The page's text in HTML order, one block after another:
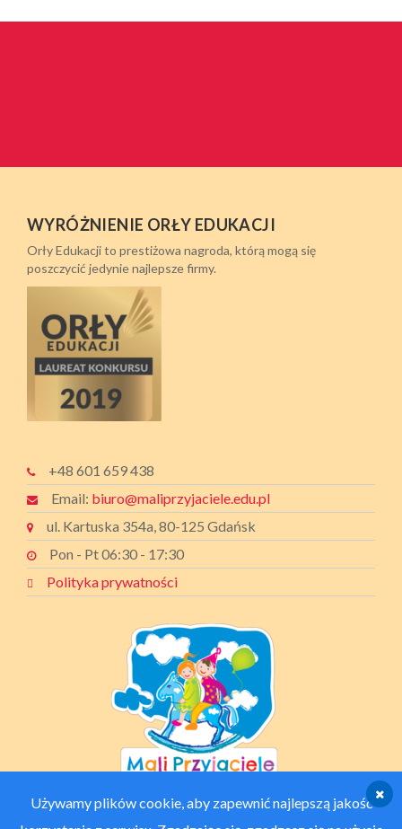
WYRÓŻNIENIE ORŁY EDUKACJI
Orły Edukacji to prestiżowa nagroda, którą mogą się
poszczycić jedynie najlepsze firmy.
+48 601 659 438
Email: biuro@maliprzyjaciele.edu.pl
ul. Kartuska 354a, 80-125 Gdańsk
Pon - Pt 06:30 - 17:30
Polityka prywatności
Używamy plików cookie, aby zapewnić najlepszą jakość